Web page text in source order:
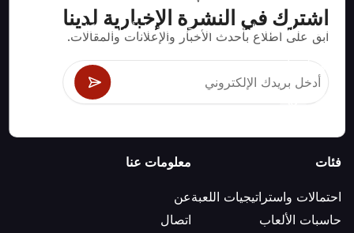
اشترك في النشرة الإخبارية لدينا
ابق على اطلاع بأحدث الأخبار والإعلانات والمقالات.
استراتيجيات ومعلومات صحيحة رياضيا لألعاب الكازينو مثل
البلاك جاك وكرابس والروليت ومئات الألعاب الأخرى التي
يمكن لعبها.
فئات
احتمالات واستراتيجيات اللعبة
حاسبات الألعاب
معلومات عنا
عن
اتصال